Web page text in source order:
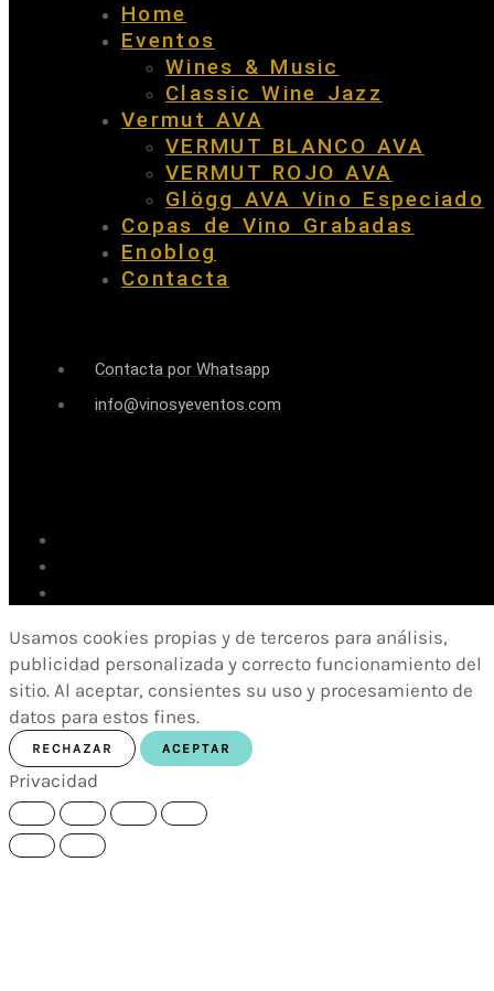
Home
Eventos
Wines & Music
Classic Wine Jazz
Vermut AVA
VERMUT BLANCO AVA
VERMUT ROJO AVA
Glögg AVA Vino Especiado
Copas de Vino Grabadas
Enoblog
Contacta
Contacta por Whatsapp
info@vinosyeventos.com
Usamos cookies propias y de terceros para análisis,
publicidad personalizada y correcto funcionamiento del
sitio. Al aceptar, consientes su uso y procesamiento de
datos para estos fines.
RECHAZAR ACEPTAR
Privacidad